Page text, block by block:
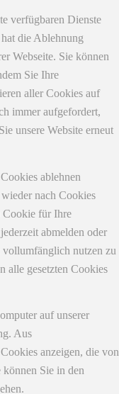
verfügbaren Dienste
die Ablehnung
Webseite. Sie können
Sie Ihre
aller Cookies auf
immer aufgefordert,
unsere Website erneut
ablehnen
nach Cookies
Cookie für Ihre
abmelden oder
vollumfänglich nutzen zu
alle gesetzten Cookies
auf unserer
Aus
anzeigen, die von
können Sie in den